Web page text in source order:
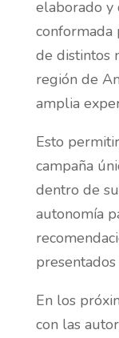
elaborado y
conformada
de distintos
región de
amplia
Esto
campaña
dentro de
autonomía
En los
con las